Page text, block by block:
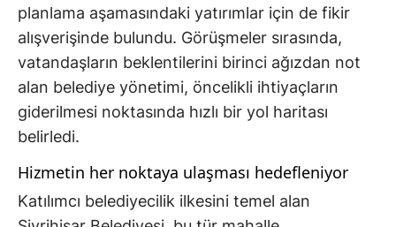
planlama aşamasındaki yatırımlar için de fikir
alışverişinde bulundu. Görüşmeler sırasında,
vatandaşların beklentilerini birinci ağızdan not
alan belediye yönetimi, öncelikli ihtiyaçların
giderilmesi noktasında hızlı bir yol haritası
belirledi.
Hizmetin her noktaya ulaşması hedefleniyor
Katılımcı belediyecilik ilkesini temel alan